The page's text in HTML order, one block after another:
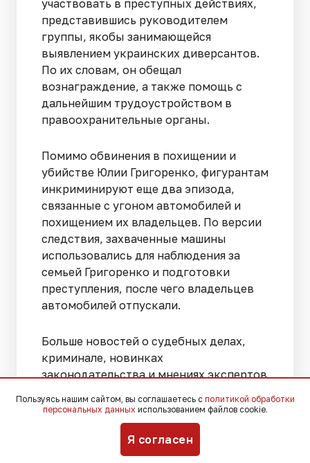
участвовать в преступных действиях,
представившись руководителем
группы, якобы занимающейся
выявлением украинских диверсантов.
По их словам, он обещал
вознаграждение, а также помощь с
дальнейшим трудоустройством в
правоохранительные органы.
Помимо обвинения в похищении и
убийстве Юлии Григоренко, фигурантам
инкриминируют еще два эпизода,
связанные с угоном автомобилей и
похищением их владельцев. По версии
следствия, захваченные машины
использовались для наблюдения за
семьей Григоренко и подготовки
преступления, после чего владельцев
автомобилей отпускали.
Больше новостей о судебных делах,
криминале, новинках
законодательства и мнениях экспертов
Пользуясь нашим сайтом, вы соглашаетесь с политикой обработки
персональных данных использованием файлов cookie.
Я согласен